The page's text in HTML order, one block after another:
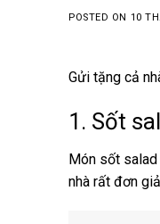
POSTED ON 10
Gửi tặng cả
1. Sốt
Món sốt salad
nhà rất đơn